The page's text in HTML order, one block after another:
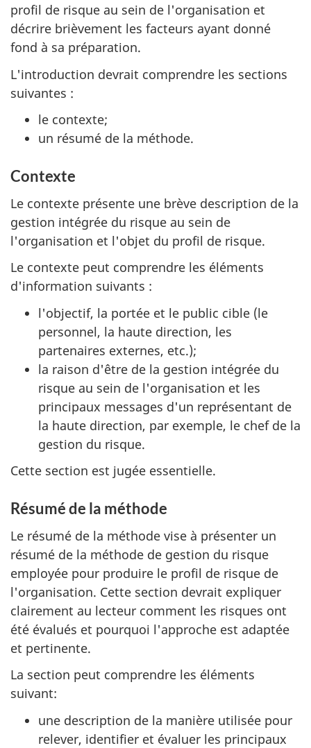
profil de risque au sein de l'organisation et
décrire brièvement les facteurs ayant donné
fond à sa préparation.
L'introduction devrait comprendre les sections
suivantes :
le contexte;
un résumé de la méthode.
Contexte
Le contexte présente une brève description de la
gestion intégrée du risque au sein de
l'organisation et l'objet du profil de risque.
Le contexte peut comprendre les éléments
d'information suivants :
l'objectif, la portée et le public cible (le
personnel, la haute direction, les
partenaires externes, etc.);
la raison d'être de la gestion intégrée du
risque au sein de l'organisation et les
principaux messages d'un représentant de
la haute direction, par exemple, le chef de la
gestion du risque.
Cette section est jugée essentielle.
Résumé de la méthode
Le résumé de la méthode vise à présenter un
résumé de la méthode de gestion du risque
employée pour produire le profil de risque de
l'organisation. Cette section devrait expliquer
clairement au lecteur comment les risques ont
été évalués et pourquoi l'approche est adaptée
et pertinente.
La section peut comprendre les éléments
suivant:
une description de la manière utilisée pour
relever, identifier et évaluer les principaux